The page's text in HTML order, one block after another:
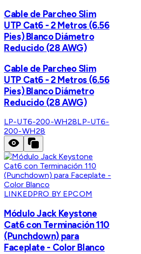
Cable de Parcheo Slim
UTP Cat6 - 2 Metros (6.56
Pies) Blanco Diámetro
Reducido (28 AWG)
Cable de Parcheo Slim
UTP Cat6 - 2 Metros (6.56
Pies) Blanco Diámetro
Reducido (28 AWG)
LP-UT6-200-WH28LP-UT6-
200-WH28
LINKEDPRO BY EPCOM
Módulo Jack Keystone
Cat6 con Terminación 110
(Punchdown) para
Faceplate - Color Blanco